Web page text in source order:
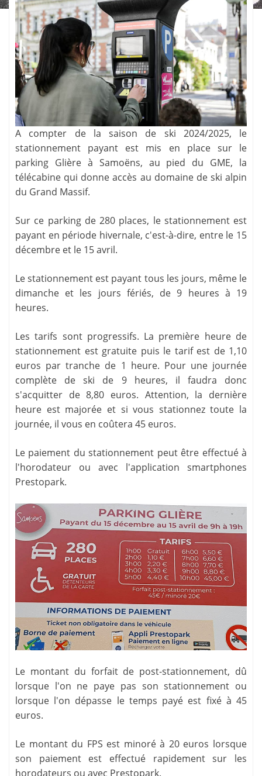
A compter de la saison de ski 2024/2025, le
stationnement payant est mis en place sur le
parking Glière à Samoëns, au pied du GME, la
télécabine qui donne accès au domaine de ski alpin
du Grand Massif.
Sur ce parking de 280 places, le stationnement est
payant en période hivernale, c'est-à-dire, entre le 15
décembre et le 15 avril.
Le stationnement est payant tous les jours, même le
dimanche et les jours fériés, de 9 heures à 19
heures.
Les tarifs sont progressifs. La première heure de
stationnement est gratuite puis le tarif est de 1,10
euros par tranche de 1 heure. Pour une journée
complète de ski de 9 heures, il faudra donc
s'acquitter de 8,80 euros. Attention, la dernière
heure est majorée et si vous stationnez toute la
journée, il vous en coûtera 45 euros.
Le paiement du stationnement peut être effectué à
l'horodateur ou avec l'application smartphones
Prestopark.
Le montant du forfait de post-stationnement, dû
lorsque l'on ne paye pas son stationnement ou
lorsque l'on dépasse le temps payé est fixé à 45
euros.
Le montant du FPS est minoré à 20 euros lorsque
son paiement est effectué rapidement sur les
horodateurs ou avec Prestopark.